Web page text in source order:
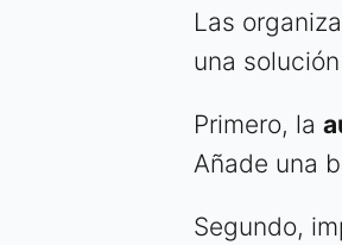
Las
una
Primero, la
Añade una
Segundo,